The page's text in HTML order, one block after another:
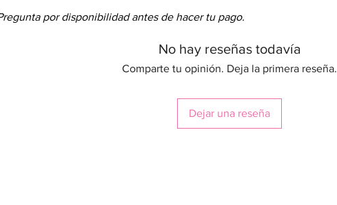
por disponibilidad antes de hacer tu pago.
No hay reseñas todavía
Comparte tu opinión. Deja la primera reseña.
Dejar una reseña